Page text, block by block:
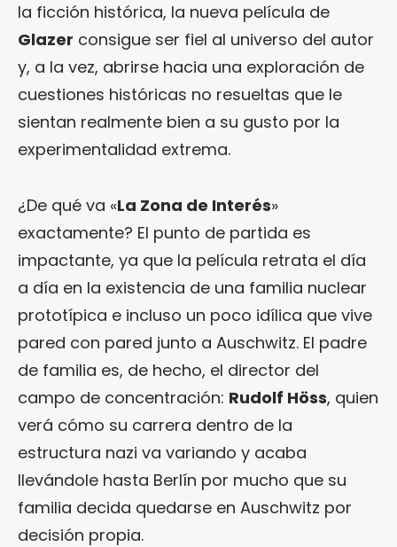
la ficción histórica, la nueva película de
Glazer consigue ser fiel al universo del autor
y, a la vez, abrirse hacia una exploración de
cuestiones históricas no resueltas que le
sientan realmente bien a su gusto por la
experimentalidad extrema.
¿De qué va «La Zona de Interés»
exactamente? El punto de partida es
impactante, ya que la película retrata el día
a día en la existencia de una familia nuclear
prototípica e incluso un poco idílica que vive
pared con pared junto a Auschwitz. El padre
de familia es, de hecho, el director del
campo de concentración: Rudolf Höss, quien
verá cómo su carrera dentro de la
estructura nazi va variando y acaba
llevándole hasta Berlín por mucho que su
familia decida quedarse en Auschwitz por
decisión propia.